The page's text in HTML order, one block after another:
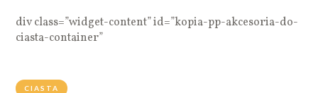
div class=”widget-content” id=”kopia-pp-akcesoria-do-
ciasta-container”
CIASTA